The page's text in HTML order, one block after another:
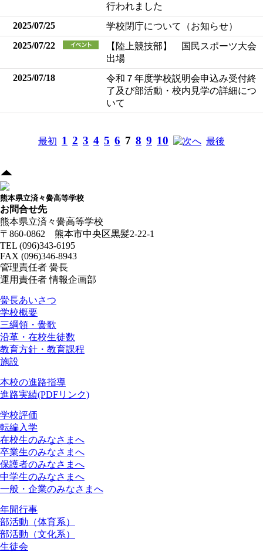
行われました
2025/07/25
学校閉庁について（お知らせ）
2025/07/22
【陸上競技部】 国民スポーツ大会
出場
2025/07/18
令和７年度学校説明会申込み受付終
了及び部活動・校内見学の詳細につ
いて
最初 1 2 3 4 5 6 7 8 9 10 へ 最後
熊本県立済々黌高等学校
お問合せ先
熊本県立済々黌高等学校
〒860-0862 熊本市中央区黒髪2-22-1
TEL (096)343-6195
FAX (096)346-8943
管理責任者 黌長
運用責任者 情報企画部
黌長あいさつ
学校概要
三綱領・黌歌
沿革・在校生徒数
教育方針・教育課程
施設
本校の進路指導
進路実績(PDFリンク)
学校評価
転編入学
在校生のみなさまへ
卒業生のみなさまへ
保護者のみなさまへ
中学生のみなさまへ
一般・企業のみなさまへ
年間行事
部活動（体育系）
部活動（文化系）
生徒会